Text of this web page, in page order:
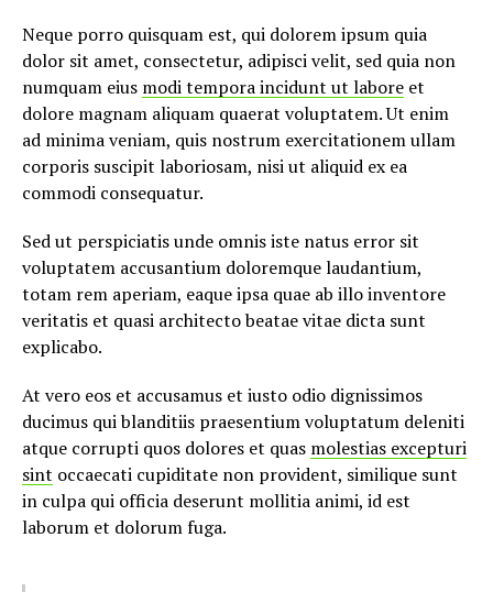
Neque porro quisquam est, qui dolorem ipsum quia
dolor sit amet, consectetur, adipisci velit, sed quia non
numquam eius modi tempora incidunt ut labore et
dolore magnam aliquam quaerat voluptatem. Ut enim
ad minima veniam, quis nostrum exercitationem ullam
corporis suscipit laboriosam, nisi ut aliquid ex ea
commodi consequatur.
Sed ut perspiciatis unde omnis iste natus error sit
voluptatem accusantium doloremque laudantium,
totam rem aperiam, eaque ipsa quae ab illo inventore
veritatis et quasi architecto beatae vitae dicta sunt
explicabo.
At vero eos et accusamus et iusto odio dignissimos
ducimus qui blanditiis praesentium voluptatum deleniti
atque corrupti quos dolores et quas molestias excepturi
sint occaecati cupiditate non provident, similique sunt
in culpa qui officia deserunt mollitia animi, id est
laborum et dolorum fuga.